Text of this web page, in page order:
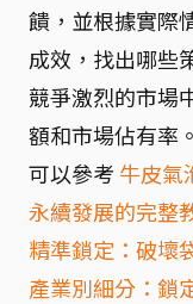
饋，並根據實際
成效，找出哪些
競爭激烈的市場
額和市場佔有率。
可以參考 牛皮氣
永續發展的完整
精準鎖定：破壞
產業別細分：鎖